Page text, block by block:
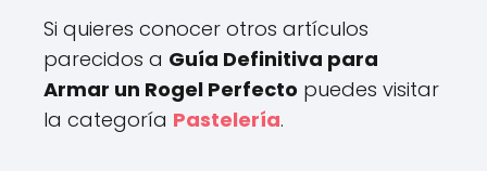
Si quieres conocer otros artículos
parecidos a Guía Definitiva para
Armar un Rogel Perfecto puedes visitar
la categoría Pastelería.